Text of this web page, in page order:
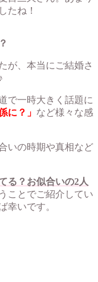
たね！
が、本当にご結婚さ
で一時大きく話題に
に？」 など様々な感
いの時期や真相など
る？お似合いの2人
ことでご紹介してい
幸いです。